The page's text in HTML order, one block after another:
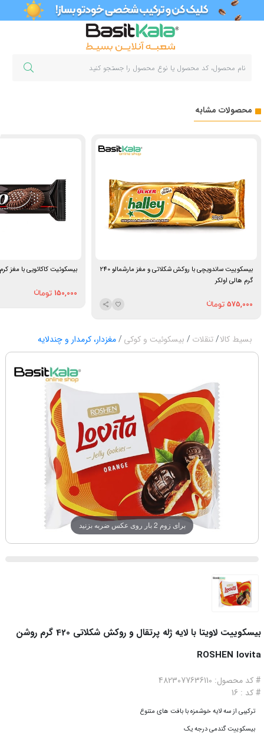
محصولات مشابه
بیسکوییت ساندویچی با روکش شکلاتی و مغز مارشمالو 240
گرم هالی اولکر
575,000
بیسکوئیت کاکائویی با مغز کرم شیری 110
150,000
بسیط کالا تنقلات بیسکوئیت و کوکی مغزدار، کرمدار و چندلایه
برای زوم 2 بار روی عکس ضربه بزنید
بیسکوییت لاویتا با لایه ژله پرتقال و روکش شکلاتی 420 گرم روشن
ROSHEN lovita
# کد محصول: 4823077636110
# کد : 16
ترکیبی از سه لایه خوشمزه با بافت های متنوع
بیسکوییت گندمی درجه یک